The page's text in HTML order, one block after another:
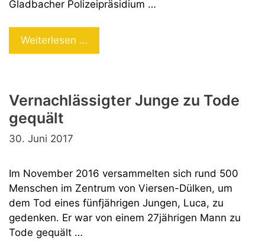
Gladbacher Polizeipräsidium …
Weiterlesen …
durch
Vernachlässigter Junge zu Tode
gequält
30. Juni 2017
Im November 2016 versammelten sich rund 500
Menschen im Zentrum von Viersen-Dülken, um
dem Tod eines fünfjährigen Jungen, Luca, zu
gedenken. Er war von einem 27jährigen Mann zu
Tode gequält …